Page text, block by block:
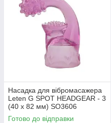
Насадка для вібромасажера
Leten G SPOT HEADGEAR - 3
(40 x 82 мм) SO3606
Готово до відправки